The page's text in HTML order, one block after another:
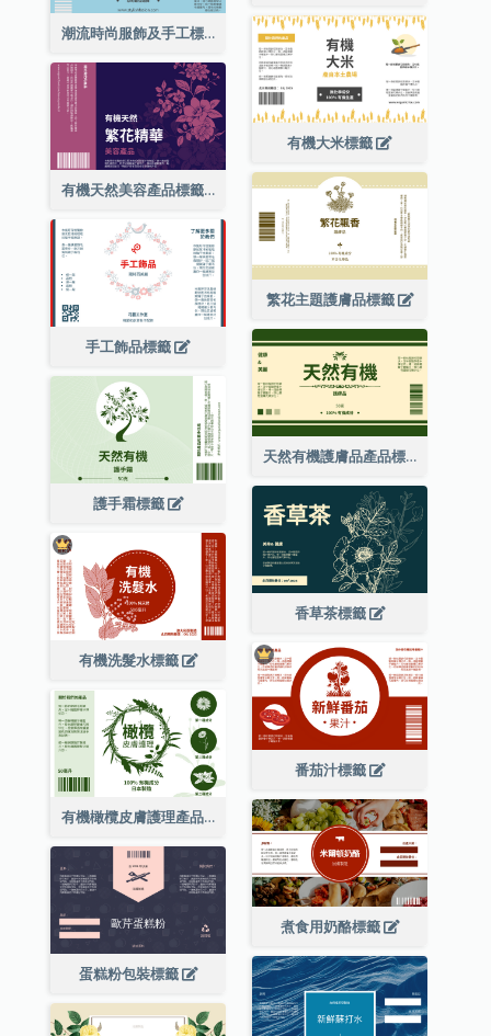
潮流時尚服飾及手工標籤
有機大米標籤
有機天然美容產品標籤
繁花主題護膚品標籤
手工飾品標籤
天然有機護膚品產品標籤
護手霜標籤
香草茶標籤
有機洗髮水標籤
番茄汁標籤
有機橄欖皮膚護理產品標籤
煮食用奶酪標籤
蛋糕粉包裝標籤